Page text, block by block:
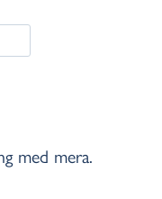
med mera.